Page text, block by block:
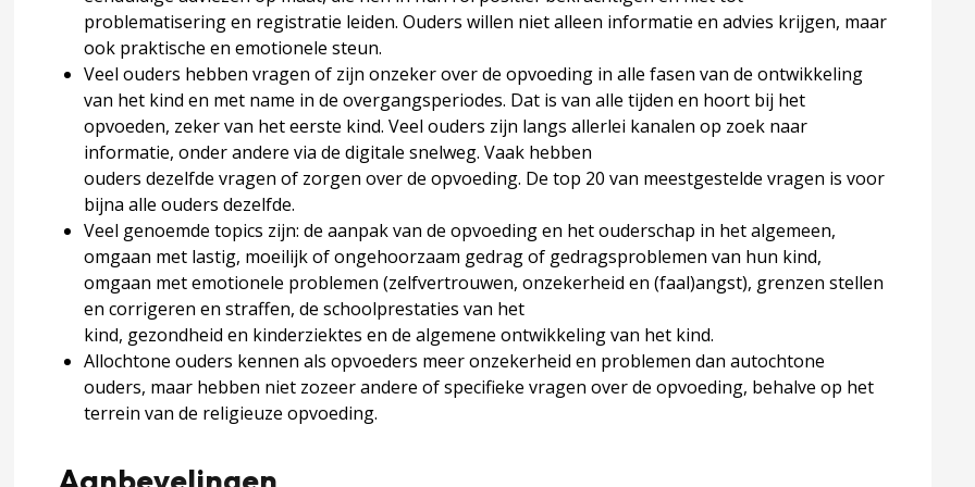
en opvoedvragen hebben ouders?
en problemen?
vragen en problemen?
en opvattingen hebben ouders over opvoedingsondersteuning?
problematisering en registratie leiden. Ouders willen niet alleen informatie en advies krijgen, maar
ook praktische en emotionele steun.
Veel ouders hebben vragen of zijn onzeker over de opvoeding in alle fasen van de ontwikkeling
van het kind en met name in de overgangsperiodes. Dat is van alle tijden en hoort bij het
opvoeden, zeker van het eerste kind. Veel ouders zijn langs allerlei kanalen op zoek naar
informatie, onder andere via de digitale snelweg. Vaak hebben
ouders dezelfde vragen of zorgen over de opvoeding. De top 20 van meestgestelde vragen is voor
bijna alle ouders dezelfde.
Veel genoemde topics zijn: de aanpak van de opvoeding en het ouderschap in het algemeen,
omgaan met lastig, moeilijk of ongehoorzaam gedrag of gedragsproblemen van hun kind,
omgaan met emotionele problemen (zelfvertrouwen, onzekerheid en (faal)angst), grenzen stellen
en corrigeren en straffen, de schoolprestaties van het
kind, gezondheid en kinderziektes en de algemene ontwikkeling van het kind.
Allochtone ouders kennen als opvoeders meer onzekerheid en problemen dan autochtone
ouders, maar hebben niet zozeer andere of specifieke vragen over de opvoeding, behalve op het
terrein van de religieuze opvoeding.